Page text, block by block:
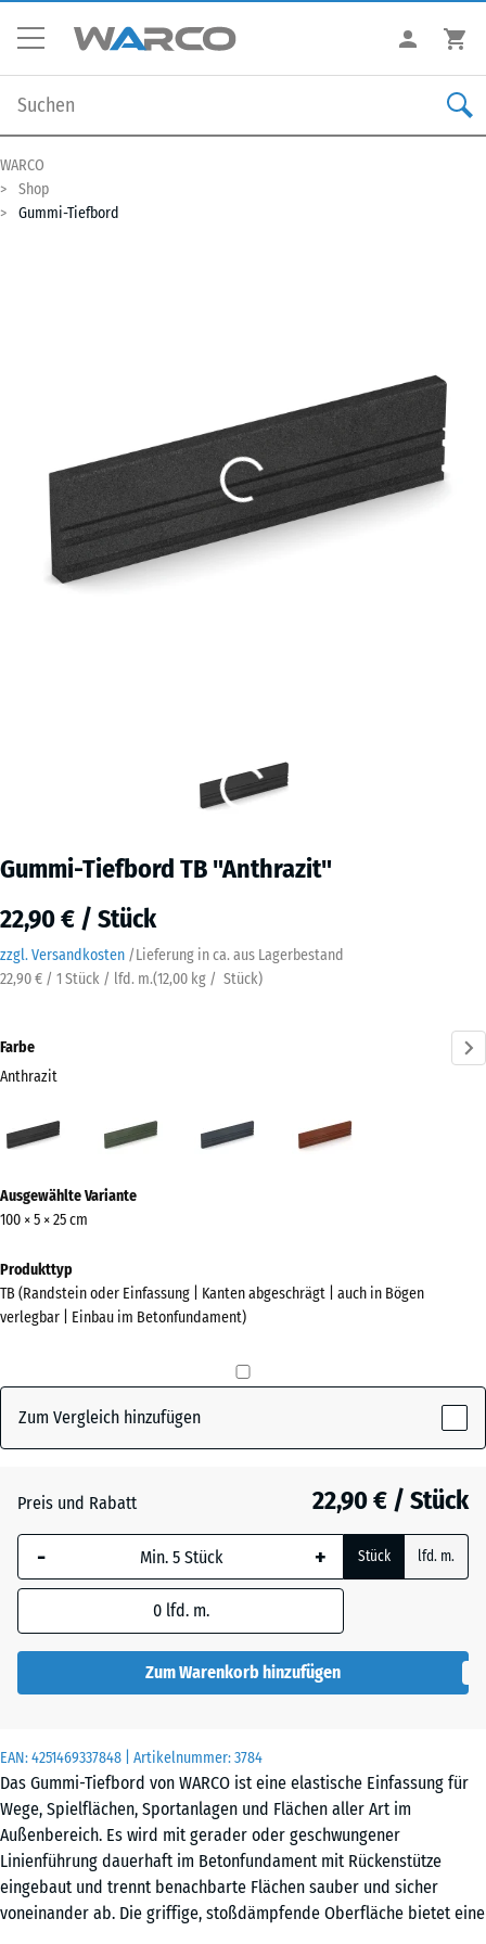
WARCO
Shop
Gummi-Tiefbord
Gummi-Tiefbord TB "Anthrazit"
22,90 € / Stück
zzgl. Versandkosten /Lieferung in ca. aus Lagerbestand
22,90 € / 1 Stück / lfd. m.(12,00 kg / Stück)
EAN:4251469337848 | Artikelnummer:3784
Das Gummi-Tiefbord von WARCO ist eine elastische Einfassung für
Wege, Spielflächen, Sportanlagen und Flächen aller Art im
Außenbereich. Es wird mit gerader oder geschwungener
Linienführung dauerhaft im Betonfundament mit Rückenstütze
eingebaut und trennt benachbarte Flächen sauber und sicher
voneinander ab. Die griffige, stoßdämpfende Oberfläche bietet eine
Farbe
Anthrazit
(active)
Informationen
zu
Farben?
Farbpalette
(active)
Schiefergrau + 0,50 €
Ziegelrot + 0,50 €
Ausgewählte Variante
100 × 5 × 25 cm
Produkttyp
TB (Randstein oder Einfassung | Kanten abgeschrägt | auch in Bögen
verlegbar | Einbau im Betonfundament)
Zum Vergleich hinzufügen
Preis und Rabatt 22,90 € / Stück
- + Stück lfd. m.
0 lfd. m.
Zum Warenkorb hinzufügen